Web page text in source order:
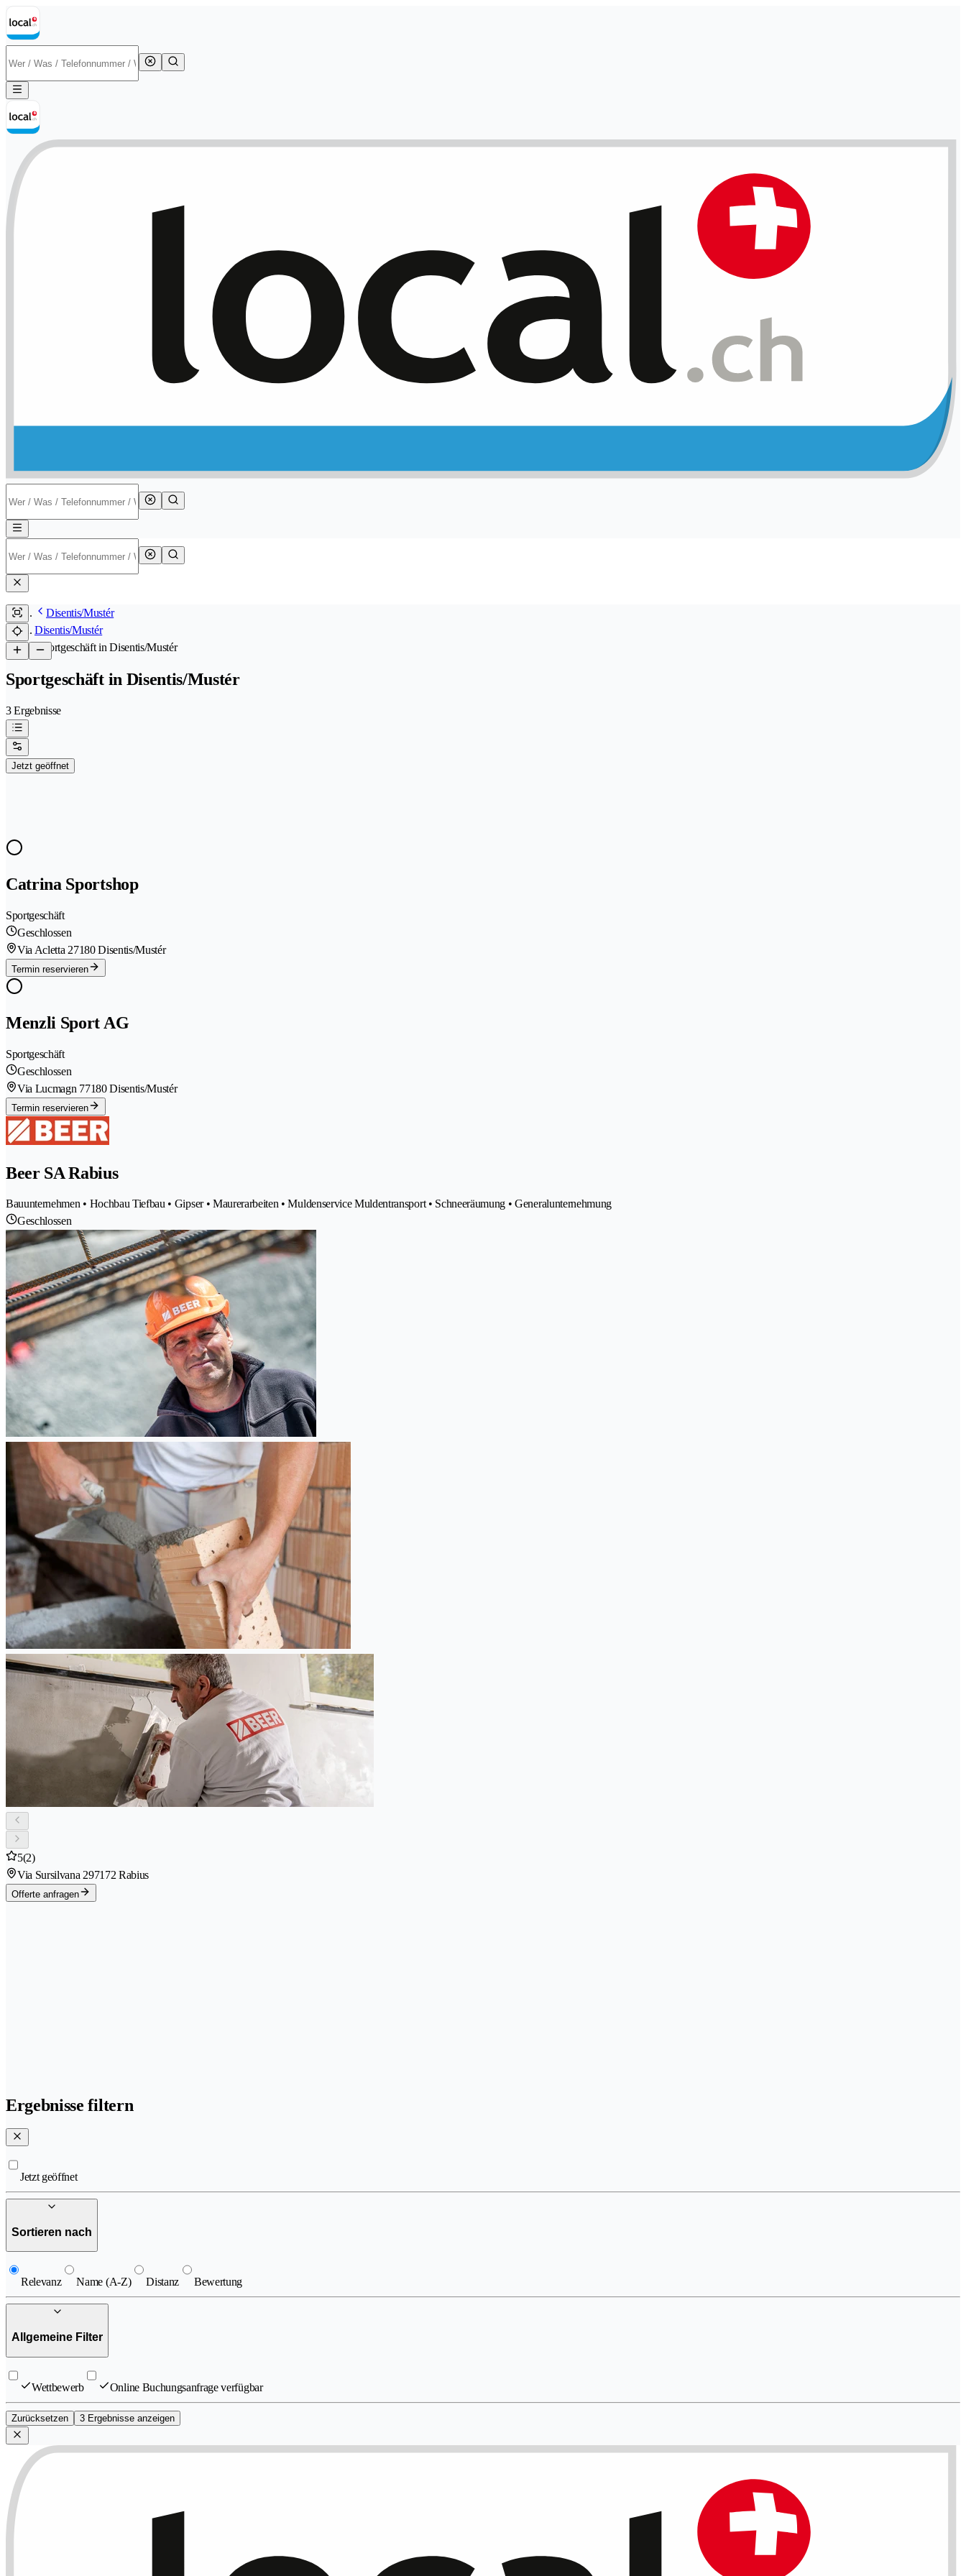
Disentis/Mustér
Disentis/Mustér
/Sportgeschäft in Disentis/Mustér
Sportgeschäft in Disentis/Mustér
3 Ergebnisse
Jetzt geöffnet
Catrina Sportshop
Sportgeschäft
Geschlossen
Via Acletta 27180 Disentis/Mustér
Termin reservieren
Menzli Sport AG
Sportgeschäft
Geschlossen
Via Lucmagn 77180 Disentis/Mustér
Termin reservieren
Beer SA Rabius
Bauunternehmen • Hochbau Tiefbau • Gipser • Maurerarbeiten • Muldenservice Muldentransport • Schneeräumung • Generalunternehmung
Geschlossen
5(2)
Via Sursilvana 297172 Rabius
Offerte anfragen
Ergebnisse filtern
Jetzt geöffnet
Sortieren nach
Relevanz Name (A-Z) Distanz Bewertung
Allgemeine Filter
Wettbewerb Online Buchungsanfrage verfügbar
Zurücksetzen 3 Ergebnisse anzeigen